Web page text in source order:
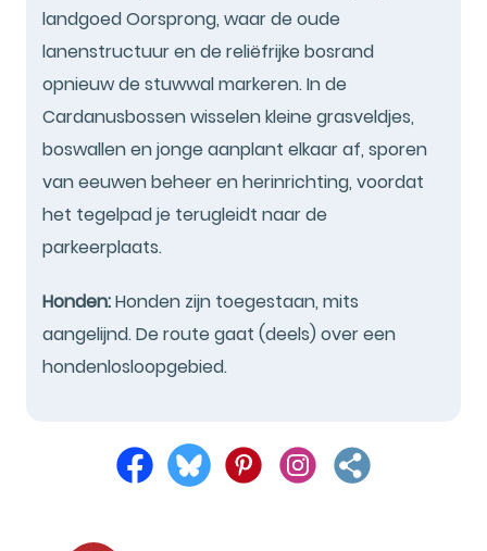
landgoed Oorsprong, waar de oude
lanenstructuur en de reliëfrijke bosrand
opnieuw de stuwwal markeren. In de
Cardanusbossen wisselen kleine grasveldjes,
boswallen en jonge aanplant elkaar af, sporen
van eeuwen beheer en herinrichting, voordat
het tegelpad je terugleidt naar de
parkeerplaats.
Honden:Honden zijn toegestaan, mits
aangelijnd. De route gaat (deels) over een
hondenlosloopgebied.